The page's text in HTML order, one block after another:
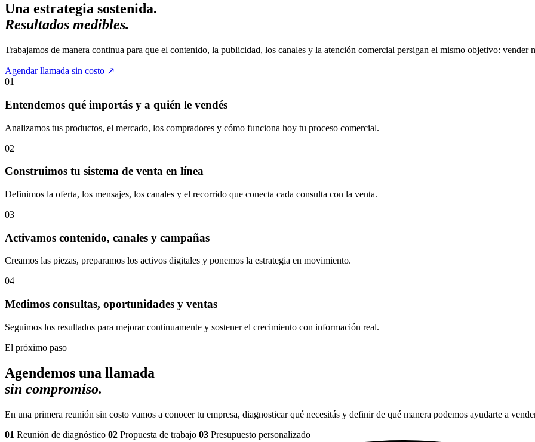
Una estrategia sostenida.
Resultados medibles.
Trabajamos de manera continua para que el contenido, la publicidad, los canales y la atención comercial persigan el mismo objetivo: vender
Agendar llamada sin costo ↗
01
Entendemos qué importás y a quién le vendés
Analizamos tus productos, el mercado, los compradores y cómo funciona hoy tu proceso comercial.
02
Construimos tu sistema de venta en línea
Definimos la oferta, los mensajes, los canales y el recorrido que conecta cada consulta con la venta.
03
Activamos contenido, canales y campañas
Creamos las piezas, preparamos los activos digitales y ponemos la estrategia en movimiento.
04
Medimos consultas, oportunidades y ventas
Seguimos los resultados para mejorar continuamente y sostener el crecimiento con información real.
El próximo paso
Agendemos una llamada
sin compromiso.
En una primera reunión sin costo vamos a conocer tu empresa, diagnosticar qué necesitás y definir de qué manera podemos ayudarte a
01 Reunión de diagnóstico 02 Propuesta de trabajo 03 Presupuesto personalizado